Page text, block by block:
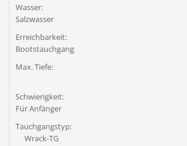
Wasser:
Salzwasser
Erreichbarkeit:
Bootstauchgang
Max. Tiefe:
Schwierigkeit:
Für Anfänger
Tauchgangstyp:
Wrack-TG